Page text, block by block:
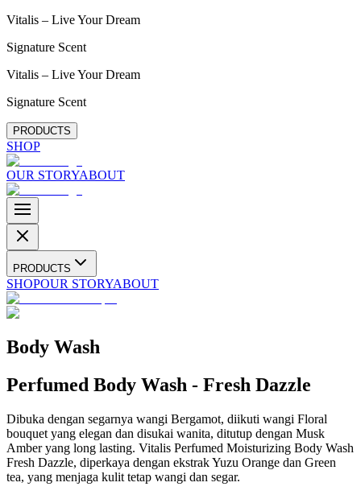
Vitalis – Live Your Dream
Signature Scent
Vitalis – Live Your Dream
Signature Scent
PRODUCTS
SHOP
OUR STORYABOUT
PRODUCTS
SHOPOUR STORYABOUT
Body Wash
Perfumed Body Wash - Fresh Dazzle
Dibuka dengan segarnya wangi Bergamot, diikuti wangi Floral
bouquet yang elegan dan disukai wanita, ditutup dengan Musk
Amber yang long lasting. Vitalis Perfumed Moisturizing Body Wash
Fresh Dazzle, diperkaya dengan ekstrak Yuzu Orange dan Green
tea, yang menjaga kulit tetap wangi dan segar.